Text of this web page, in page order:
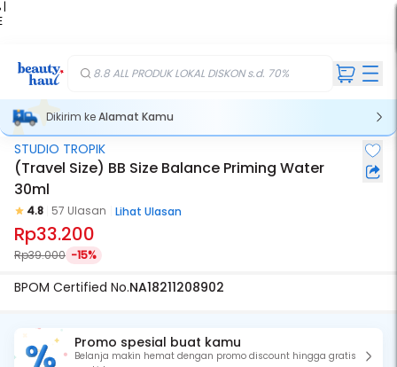
|
8.8 ALL PRODUK LOKAL DISKON s.d. 70%
Dikirim keAlamat Kamu
STUDIO TROPIK
(Travel Size) BB Size Balance Priming Water
30ml
4.8 57 Ulasan Lihat Ulasan
Rp33.200
Rp39.000 -15%
BPOM Certified No.NA18211208902
Promo spesial buat kamu
Belanja makin hemat dengan promo discount hingga gratis